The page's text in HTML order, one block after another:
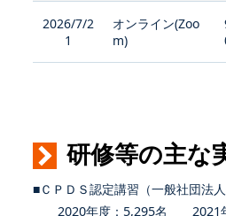
2026/7/2
1
オンライン(Zoo
m)
研修等の主な
■ＣＰＤＳ認定講習（一般社団法
2020年度：5,295名 2021